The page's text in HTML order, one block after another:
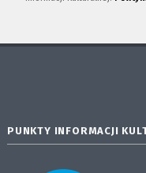
PUNKTY INFORMACJI